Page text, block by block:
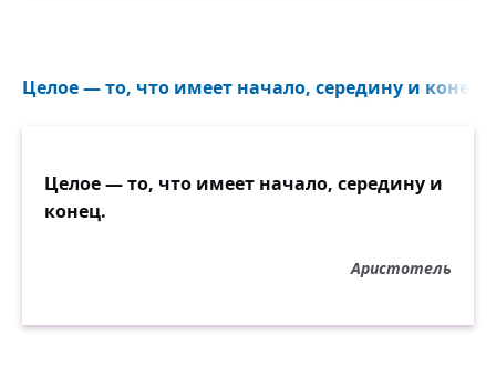
Целое — то, что имеет начало, середину и
Целое — то, что имеет начало, середину и
конец.
Аристотель